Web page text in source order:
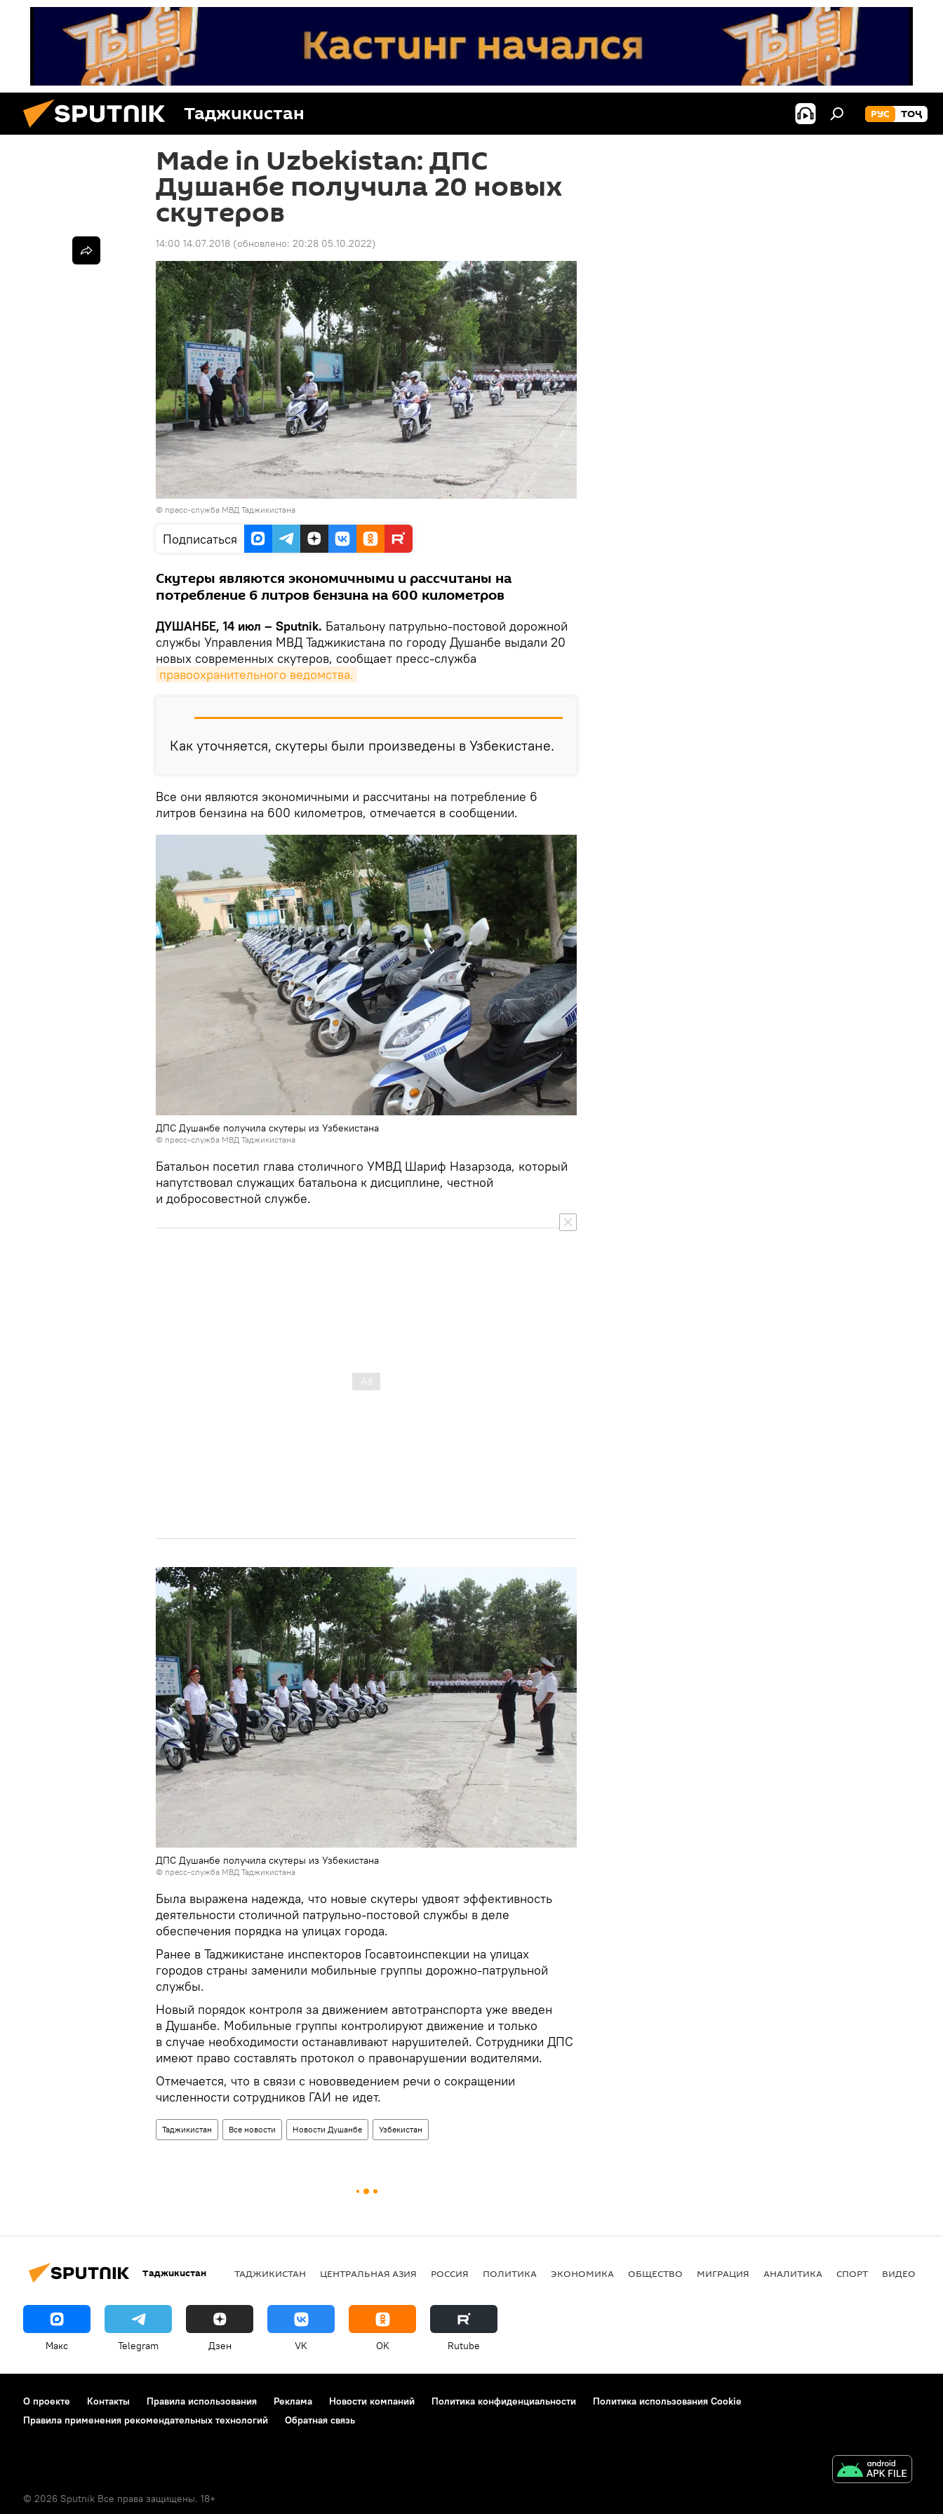
Таджикистан РУС ТОҶ
Made in Uzbekistan: ДПС
Душанбе получила 20 новых
скутеров
14:00 14.07.2018 (обновлено: 20:28 05.10.2022)
© пресс-служба МВД Таджикистана
Подписаться
Скутеры являются экономичными и рассчитаны на
потребление 6 литров бензина на 600 километров
ДУШАНБЕ, 14 июл – Sputnik. Батальону патрульно-постовой дорожной
службы Управления МВД Таджикистана по городу Душанбе выдали 20
новых современных скутеров, сообщает пресс-служба
правоохранительного ведомства.
Как уточняется, скутеры были произведены в Узбекистане.
Все они являются экономичными и рассчитаны на потребление 6
литров бензина на 600 километров, отмечается в сообщении.
ДПС Душанбе получила скутеры из Узбекистана
© пресс-служба МВД Таджикистана
Батальон посетил глава столичного УМВД Шариф Назарзода, который
напутствовал служащих батальона к дисциплине, честной
и добросовестной службе.
ДПС Душанбе получила скутеры из Узбекистана
© пресс-служба МВД Таджикистана
Была выражена надежда, что новые скутеры удвоят эффективность
деятельности столичной патрульно-постовой службы в деле
обеспечения порядка на улицах города.
Ранее в Таджикистане инспекторов Госавтоинспекции на улицах
городов страны заменили мобильные группы дорожно-патрульной
службы.
Новый порядок контроля за движением автотранспорта уже введен
в Душанбе. Мобильные группы контролируют движение и только
в случае необходимости останавливают нарушителей. Сотрудники ДПС
имеют право составлять протокол о правонарушении водителями.
Отмечается, что в связи с нововведением речи о сокращении
численности сотрудников ГАИ не идет.
Таджикистан Все новости Новости Душанбе Узбекистан
Таджикистан ТАДЖИКИСТАН ЦЕНТРАЛЬНАЯ АЗИЯ РОССИЯ ПОЛИТИКА ЭКОНОМИКА ОБЩЕСТВО МИГРАЦИЯ АНАЛИТИКА СПОРТ ВИДЕО
Макс Telegram Дзен VK OK Rutube
О проекте Контакты Правила использования Реклама Новости компаний Политика конфиденциальности
Политика использования Cookie
Правила применения рекомендательных технологий
Обратная связь
© 2026 Sputnik Все права защищены. 18+